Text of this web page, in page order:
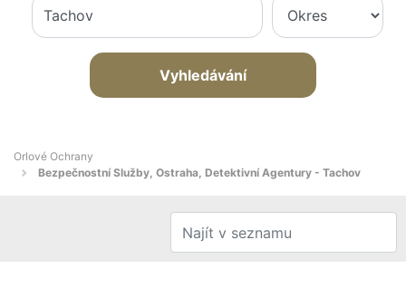
Vyhledávání
Orlové Ochrany
Bezpečnostní Služby, Ostraha, Detektivní Agentury - Tachov